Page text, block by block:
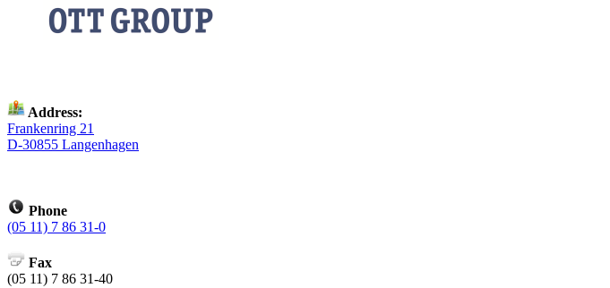
Address:
Frankenring 21
D-30855 Langenhagen
Phone
(05 11) 7 86 31-0
Fax
(05 11) 7 86 31-40